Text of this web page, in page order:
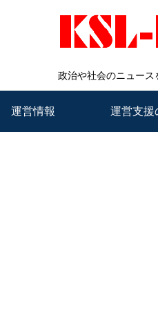
政治や社会のニュー
運営情報 運営支援